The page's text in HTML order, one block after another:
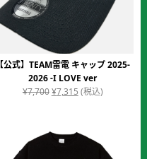
【公式】TEAM雷電 キャップ 2025-
2026 -I LOVE ver
¥7,700元
格
は
¥7,315現
価
(税込)